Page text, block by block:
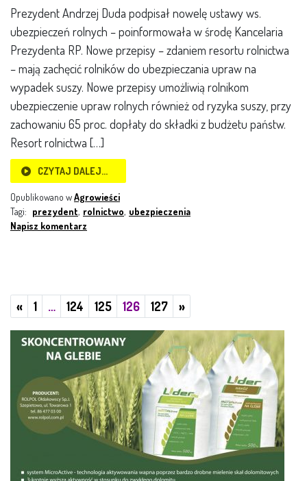
Prezydent Andrzej Duda podpisał nowelę ustawy ws.
ubezpieczeń rolnych – poinformowała w środę Kancelaria
Prezydenta RP. Nowe przepisy – zdaniem resortu rolnictwa
– mają zachęcić rolników do ubezpieczania upraw na
wypadek suszy. Nowe przepisy umożliwią rolnikom
ubezpieczenie upraw rolnych również od ryzyka suszy, przy
zachowaniu 65 proc. dopłaty do składki z budżetu państw.
Resort rolnictwa […]
CZYTAJ DALEJ…
Opublikowano wAgrowieści
Tagi: prezydent, rolnictwo, ubezpieczenia
Napisz komentarz
«Poprzednie
1 … 124 125 126 127 »Następne